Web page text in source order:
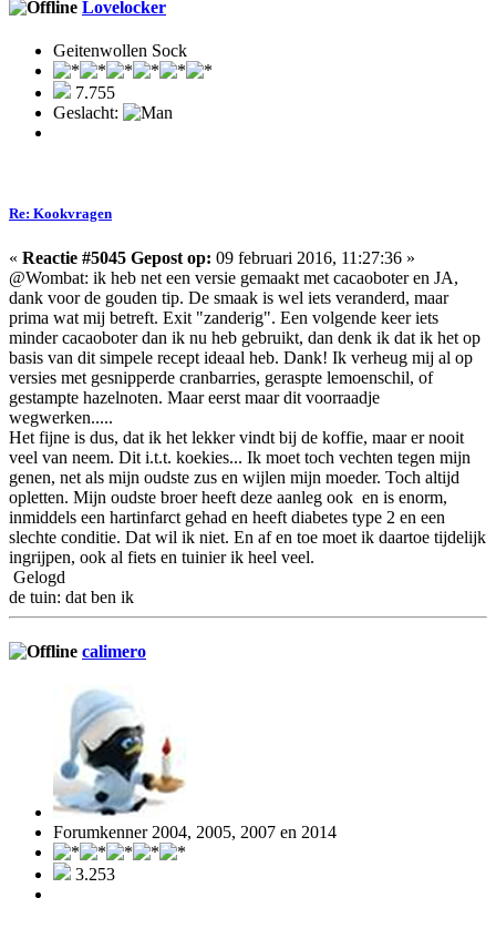
Lovelocker
Geitenwollen Sock
7.755
Geslacht:
Re: Kookvragen
« Reactie #5045 Gepost op: 09 februari 2016, 11:27:36 »
@Wombat: ik heb net een versie gemaakt met cacaoboter en JA,
dank voor de gouden tip. De smaak is wel iets veranderd, maar
prima wat mij betreft. Exit "zanderig". Een volgende keer iets
minder cacaoboter dan ik nu heb gebruikt, dan denk ik dat ik het op
basis van dit simpele recept ideaal heb. Dank! Ik verheug mij al op
versies met gesnipperde cranbarries, geraspte lemoenschil, of
gestampte hazelnoten. Maar eerst maar dit voorraadje
wegwerken.....
Het fijne is dus, dat ik het lekker vindt bij de koffie, maar er nooit
veel van neem. Dit i.t.t. koekies... Ik moet toch vechten tegen mijn
genen, net als mijn oudste zus en wijlen mijn moeder. Toch altijd
opletten. Mijn oudste broer heeft deze aanleg ook en is enorm,
inmiddels een hartinfarct gehad en heeft diabetes type 2 en een
slechte conditie. Dat wil ik niet. En af en toe moet ik daartoe tijdelijk
ingrijpen, ook al fiets en tuinier ik heel veel.
Gelogd
de tuin: dat ben ik
calimero
Forumkenner 2004, 2005, 2007 en 2014
3.253